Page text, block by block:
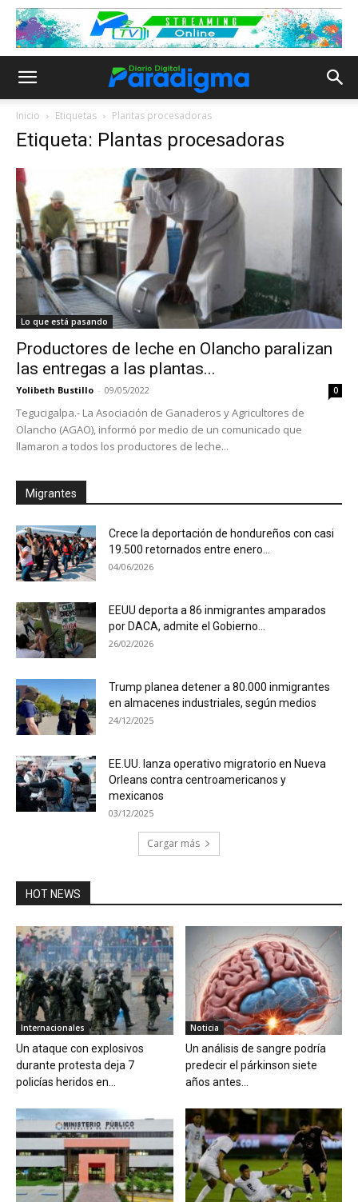
Inicio Etiquetas Plantas procesadoras
Etiqueta: Plantas procesadoras
Lo que está pasando
Productores de leche en Olancho paralizan
las entregas a las plantas...
Yolibeth Bustillo - 09/05/2022 0
Tegucigalpa.- La Asociación de Ganaderos y Agricultores de
Olancho (AGAO), informó por medio de un comunicado que
llamaron a todos los productores de leche...
Migrantes
Crece la deportación de hondureños con casi
19.500 retornados entre enero...
04/06/2026
EEUU deporta a 86 inmigrantes amparados
por DACA, admite el Gobierno...
26/02/2026
Trump planea detener a 80.000 inmigrantes
en almacenes industriales, según medios
24/12/2025
EE.UU. lanza operativo migratorio en Nueva
Orleans contra centroamericanos y
mexicanos
03/12/2025
Cargar más
HOT NEWS
Internacionales
Un ataque con explosivos
durante protesta deja 7
policías heridos en...
Noticia
Un análisis de sangre podría
predecir el párkinson siete
años antes...